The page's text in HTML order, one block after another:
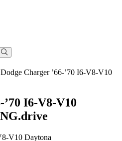
Charger ’66-’70 I6-V8-V10
’70 I6-V8-V10